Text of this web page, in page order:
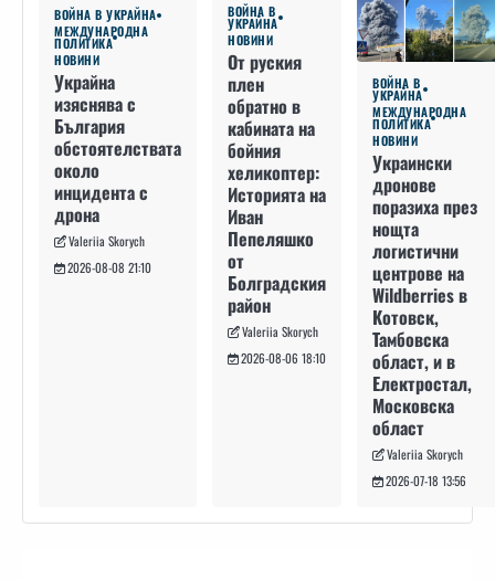
ВОЙНА В УКРАЙНА
МЕЖДУНАРОДНА
ПОЛИТИКА
НОВИНИ
Украйна
изяснява с
България
обстоятелствата
около
инцидента с
дрона
Valeriia Skorych
2026-08-08 21:10
ВОЙНА В
УКРАЙНА
НОВИНИ
От руския
плен
обратно в
кабината на
бойния
хеликоптер:
Историята на
Иван
Пепеляшко
от
Болградския
район
Valeriia Skorych
2026-08-06 18:10
ВОЙНА В
УКРАЙНА
МЕЖДУНАРОДНА
ПОЛИТИКА
НОВИНИ
Украински
дронове
поразиха през
нощта
логистични
центрове на
Wildberries в
Котовск,
Тамбовска
област, и в
Електростал,
Московска
област
Valeriia Skorych
2026-07-18 13:56